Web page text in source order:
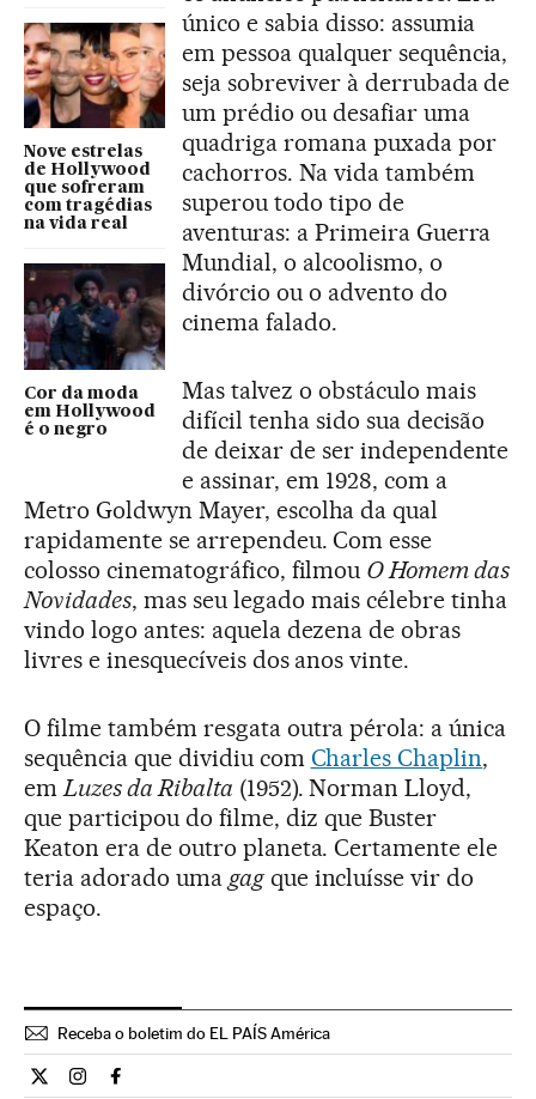
Nove estrelas
de Hollywood
que sofreram
com tragédias
na vida real
Cor da moda
em Hollywood
é o negro
único e sabia disso: assumia
em pessoa qualquer sequência,
seja sobreviver à derrubada de
um prédio ou desafiar uma
quadriga romana puxada por
cachorros. Na vida também
superou todo tipo de
aventuras: a Primeira Guerra
Mundial, o alcoolismo, o
divórcio ou o advento do
cinema falado.
Mas talvez o obstáculo mais
difícil tenha sido sua decisão
de deixar de ser independente
e assinar, em 1928, com a
Metro Goldwyn Mayer, escolha da qual
rapidamente se arrependeu. Com esse
colosso cinematográfico, filmou O Homem das
Novidades, mas seu legado mais célebre tinha
vindo logo antes: aquela dezena de obras
livres e inesquecíveis dos anos vinte.
O filme também resgata outra pérola: a única
sequência que dividiu com Charles Chaplin,
emLuzes da Ribalta (1952). Norman Lloyd,
que participou do filme, diz que Buster
Keaton era de outro planeta. Certamente ele
teria adorado uma gagque incluísse vir do
espaço.
Receba o boletim do EL PAÍS América
Cultura El País Brasil en Twitter
Cultura El País Brasil en Instagram
Cultura El País Brasil en Facebook